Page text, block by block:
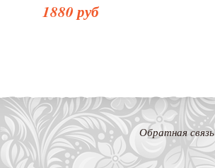
1880 руб
Обратная связь